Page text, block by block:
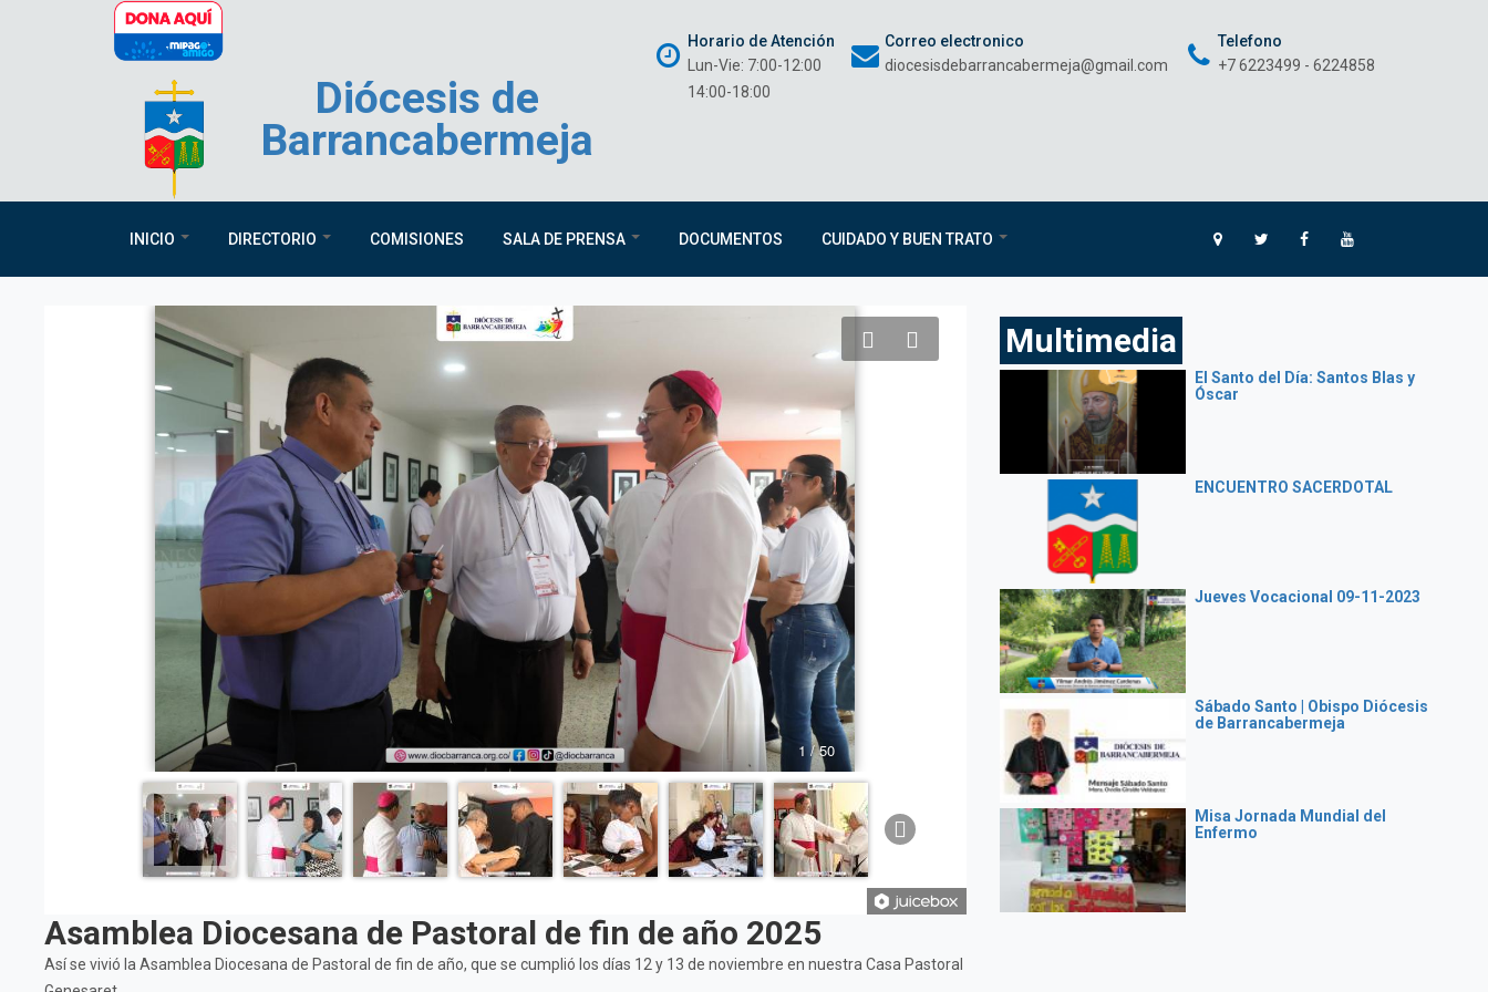
Pasar al contenido principal
Diócesis de
Barrancabermeja
Horario de Atención
Lun-Vie: 7:00-12:00
14:00-18:00
Correo electronico
diocesisdebarrancabermeja@gmail.com
Telefono
+7 6223499 - 6224858
INICIO DIRECTORIO COMISIONES SALA DE PRENSA DOCUMENTOS CUIDADO Y BUEN TRATO
Asamblea Diocesana de Pastoral de fin de año 2025
Así se vivió la Asamblea Diocesana de Pastoral de fin de año, que se cumplió los días 12 y 13 de noviembre en nuestra Casa Pastoral
Multimedia
El Santo del Día: Santos Blas y
Óscar
ENCUENTRO SACERDOTAL
Jueves Vocacional 09-11-2023
Sábado Santo | Obispo Diócesis
de Barrancabermeja
Misa Jornada Mundial del
Enfermo